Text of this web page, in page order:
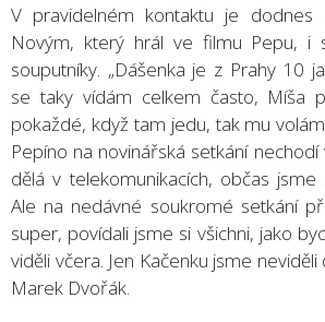
V pravidelném kontaktu je dodnes
Novým, který hrál ve filmu Pepu, i
souputníky. „Dášenka je z Prahy 10
se taky vídám celkem často, Míša
pokaždé, když tam jedu, tak mu
Pepíno na novinářská setkání
dělá v telekomunikacích, občas
Ale na nedávné soukromé setkání
super, povídali jsme si všichni, jako
viděli včera. Jen Kačenku jsme neviděli
Marek Dvořák.